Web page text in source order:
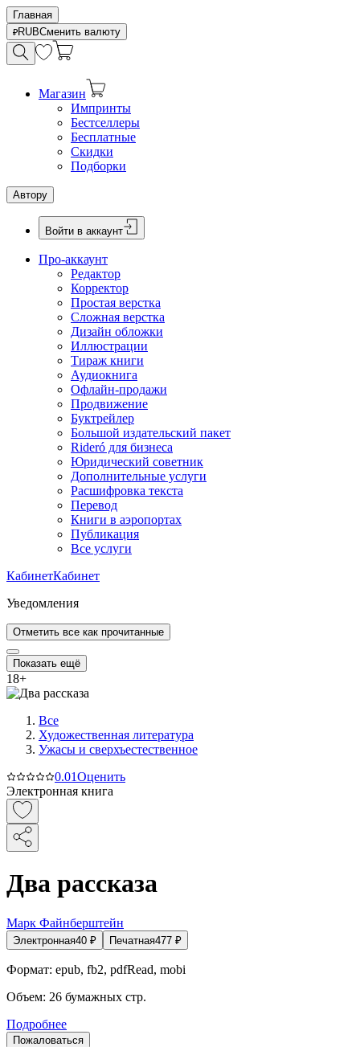
Главная
RUBСменить валюту
Магазин
Импринты
Бестселлеры
Бесплатные
Скидки
Подборки
Автору
Войти в аккаунт
Про-аккаунт
Редактор
Корректор
Простая верстка
Сложная верстка
Дизайн обложки
Иллюстрации
Тираж книги
Аудиокнига
Офлайн-продажи
Продвижение
Буктрейлер
Большой издательский пакет
Rideró для бизнеса
Юридический советник
Дополнительные услуги
Расшифровка текста
Перевод
Книги в аэропортах
Публикация
Все услуги
КабинетКабинет
Уведомления
Отметить все как прочитанные
Показать ещё
18+
Все
Художественная литература
Ужасы и сверхъестественное
0.01Оценить
Электронная книга
Два рассказа
Марк Файнберштейн
Электронная40 ₽ Печатная477 ₽
Формат: epub, fb2, pdfRead, mobi
Объем: 26 бумажных стр.
Подробнее
Пожаловаться